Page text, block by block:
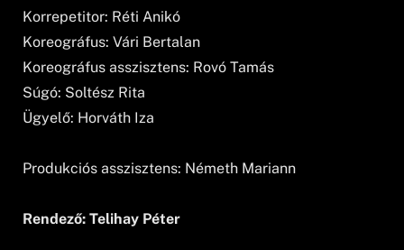
Korrepetitor: Réti Anikó
Koreográfus: Vári Bertalan
Koreográfus asszisztens: Rovó Tamás
Súgó: Soltész Rita
Ügyelő: Horváth Iza
Produkciós asszisztens: Németh Mariann
Rendező: Telihay Péter